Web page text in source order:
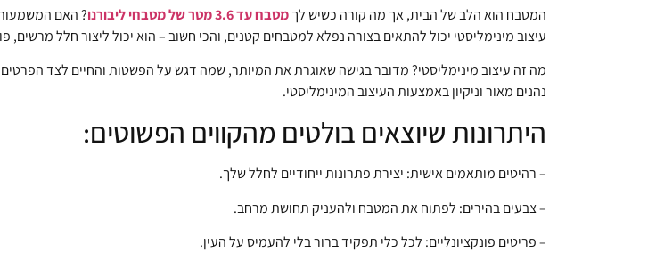
המטבח הוא הלב של הבית, אך מה קורה כשיש לךמטבח עד 3.6 מטר של מטבחי ליבורנו
? האם המשמעות
עיצוב מינימליסטי יכול להתאים בצורה נפלא למטבחים קטנים, והכי חשוב – הוא יכול ליצור חלל מרשים,
מה זה עיצוב מינימליסטי? מדובר בגישה שאוגרת את המיותר, שמה דגש על הפשטות והחיים לצד
נהנים מאור וניקיון באמצעות העיצוב המינימליסטי.
היתרונות שיוצאים בולטים מהקווים הפשוטים:
– רהיטים מותאמים אישית: יצירת פתרונות ייחודיים לחלל שלך.
– צבעים בהירים: לפתוח את המטבח ולהעניק תחושת מרחב.
– פריטים פונקציונליים: לכל כלי תפקיד ברור בלי להעמיס על העין.